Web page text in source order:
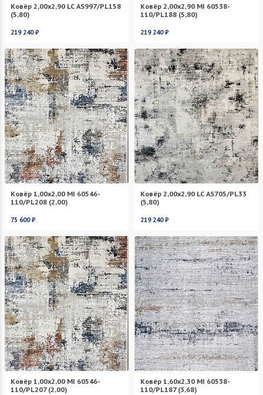
Ковёр 2,00х2,90 LC AS997/PL158
(5,80)
219 240 ₽
Ковёр 2,00х2,90 MI 60538-
110/PL188 (5,80)
219 240 ₽
Ковёр 1,00х2,00 MI 60546-
110/PL208 (2,00)
75 600 ₽
Ковёр 2,00х2,90 LC AS705/PL33
(5,80)
219 240 ₽
Ковёр 1,00х2,00 MI 60546-
110/PL207 (2,00)
Ковёр 1,60х2,30 MI 60538-
110/PL187 (3,68)